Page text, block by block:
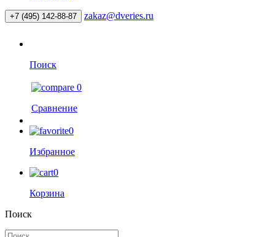
+7 (495) 142-88-87 zakaz@dveries.ru
Поиск
0
Сравнение
0
Избранное
0
Корзина
Поиск